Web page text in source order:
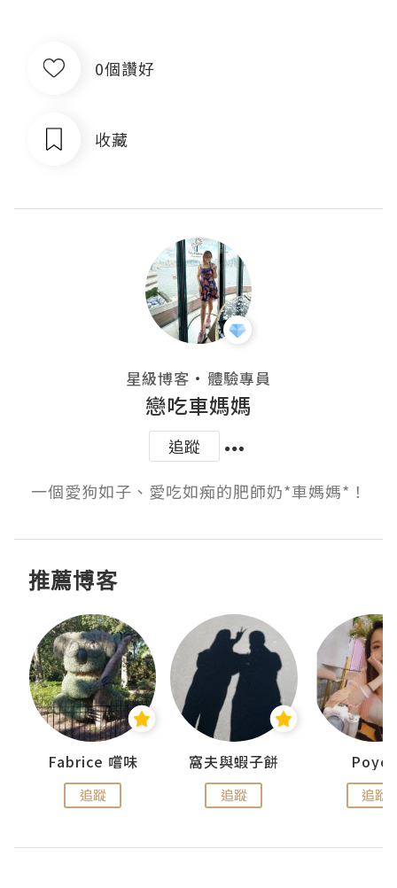
0個讚好
收藏
星級博客 ・ 體驗專員
戀吃車媽媽
追蹤
一個愛狗如子、愛吃如痴的肥師奶*車媽媽*！
推薦博客
Fabrice 嚐味
追蹤
窩夫與蝦子餅
追蹤 追蹤